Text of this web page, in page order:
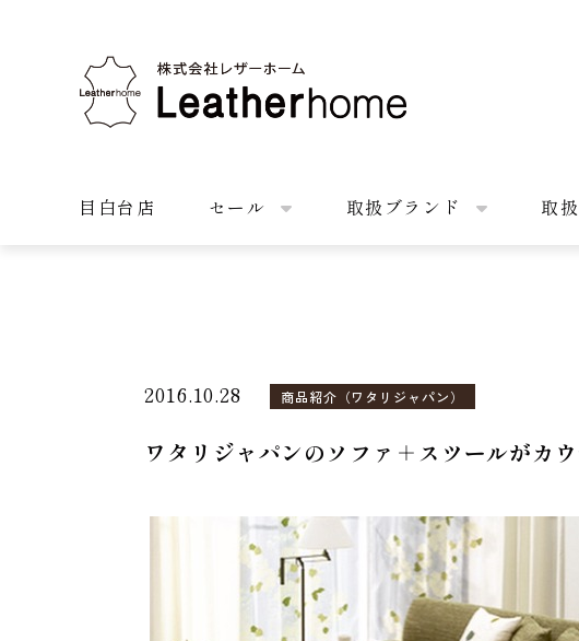
株式会社レザーホーム
目白台店 セール 取扱ブランド 取
2016.10.28 商品紹介（ワタリジャパン）
ワタリジャパンのソファ＋スツールがカ